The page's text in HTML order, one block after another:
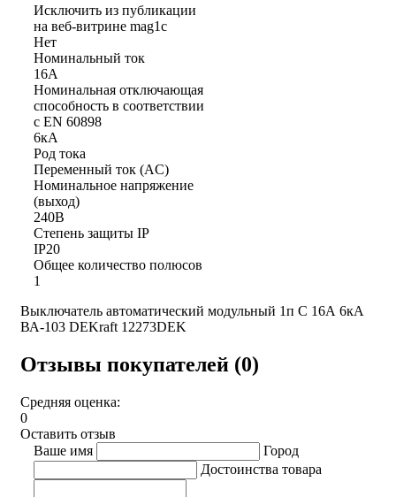
Исключить из публикации
на веб-витрине mag1c
Нет
Номинальный ток
16А
Номинальная отключающая
способность в соответствии
с EN 60898
6кА
Род тока
Переменный ток (AC)
Номинальное напряжение
(выход)
240В
Степень защиты IP
IP20
Общее количество полюсов
1
Выключатель автоматический модульный 1п C 16А 6кА
ВА-103 DEKraft 12273DEK
Отзывы покупателей (0)
Средняя оценка:
0
Оставить отзыв
Ваше имя
Город
Достоинства товара